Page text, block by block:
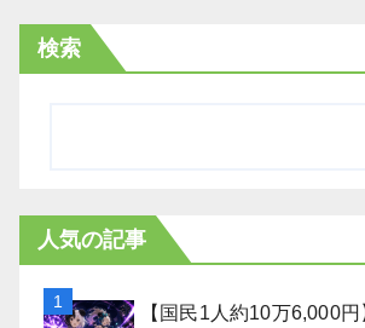
検索
人気の記事
【国民1人約10万6,000